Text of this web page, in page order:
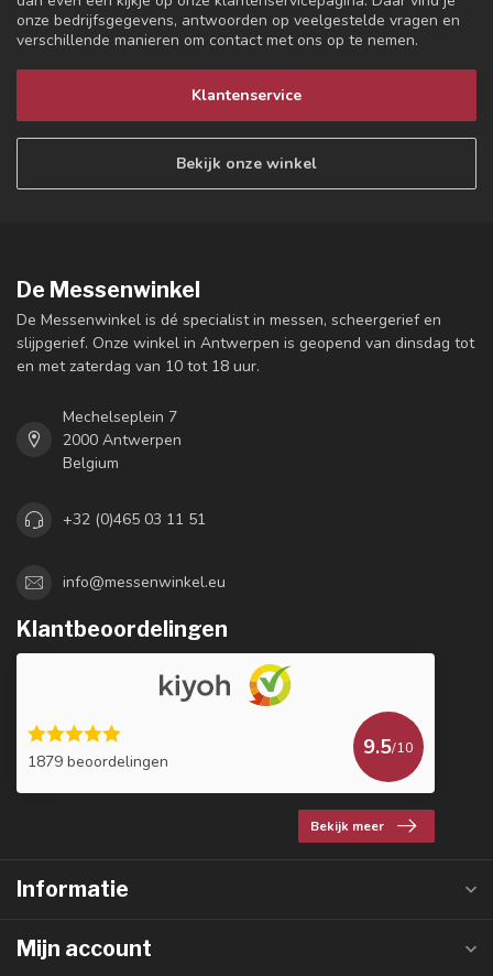
onze bedrijfsgegevens, antwoorden op veelgestelde vragen en
verschillende manieren om contact met ons op te nemen.
Klantenservice
Bekijk onze winkel
De Messenwinkel
De Messenwinkel is dé specialist in messen, scheergerief en
slijpgerief. Onze winkel in Antwerpen is geopend van dinsdag tot
en met zaterdag van 10 tot 18 uur.
Mechelseplein 7
2000 Antwerpen
Belgium
+32 (0)465 03 11 51
info@messenwinkel.eu
Klantbeoordelingen
1879 beoordelingen
9.5/10
Bekijk meer
Informatie
Mijn account